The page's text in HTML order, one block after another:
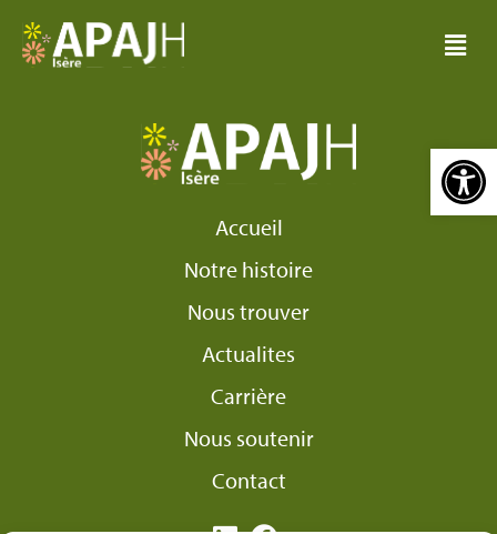
Ouvrir la barre
Accueil
Notre histoire
Nous trouver
Actualites
Carrière
Nous soutenir
Contact